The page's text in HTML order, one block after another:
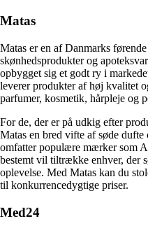
Matas
Matas er en af Danmarks
skønhedsprodukter og
opbygget sig et godt ry i
leverer produkter af høj kvalitet
parfumer, kosmetik, hårpleje og
For de, der er på udkig efter
Matas en bred vifte af søde
omfatter populære mærker som
bestemt vil tiltrække enhver, der
oplevelse. Med Matas kan du
til konkurrencedygtige priser.
Med24